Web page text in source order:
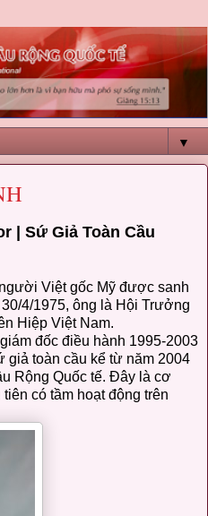
▼
| Sứ Giả Toàn Cầu
Việt gốc Mỹ được sanh
4/1975, ông là Hội Trưởng
Hiệp Việt Nam.
đốc điều hành 1995-2003
giả toàn cầu kể từ năm 2004
Rộng Quốc tế. Đây là cơ
có tầm hoạt động trên